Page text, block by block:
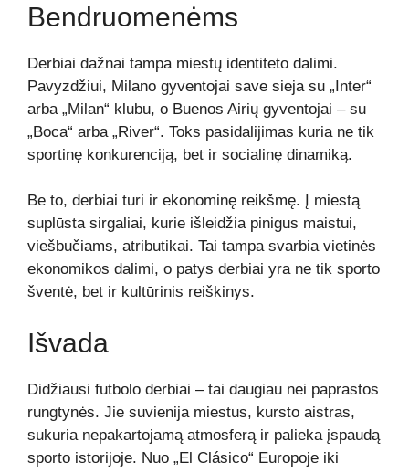
Bendruomenėms
Derbiai dažnai tampa miestų identiteto dalimi.
Pavyzdžiui, Milano gyventojai save sieja su „Inter“
arba „Milan“ klubu, o Buenos Airių gyventojai – su
„Boca“ arba „River“. Toks pasidalijimas kuria ne tik
sportinę konkurenciją, bet ir socialinę dinamiką.
Be to, derbiai turi ir ekonominę reikšmę. Į miestą
suplūsta sirgaliai, kurie išleidžia pinigus maistui,
viešbučiams, atributikai. Tai tampa svarbia vietinės
ekonomikos dalimi, o patys derbiai yra ne tik sporto
šventė, bet ir kultūrinis reiškinys.
Išvada
Didžiausi futbolo derbiai – tai daugiau nei paprastos
rungtynės. Jie suvienija miestus, kursto aistras,
sukuria nepakartojamą atmosferą ir palieka įspaudą
sporto istorijoje. Nuo „El Clásico“ Europoje iki